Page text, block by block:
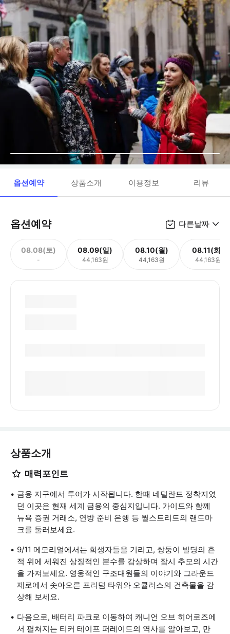
옵션예약 상품소개 이용정보 리뷰
옵션예약 다른날짜
08.08(토)
-
08.09(일)
44,163원
08.10(월)
44,163원
08.11(화)
44,163원
상품소개
매력포인트
금융 지구에서 투어가 시작됩니다. 한때 네덜란드 정착지였
던 이곳은 현재 세계 금융의 중심지입니다. 가이드와 함께
뉴욕 증권 거래소, 연방 준비 은행 등 월스트리트의 랜드마
크를 둘러보세요.
9/11 메모리얼에서는 희생자들을 기리고, 쌍둥이 빌딩의 흔
적 위에 세워진 상징적인 분수를 감상하며 잠시 추모의 시간
을 가져보세요. 영웅적인 구조대원들의 이야기와 그라운드
제로에서 솟아오른 프리덤 타워와 오큘러스의 건축물을 감
상해 보세요.
다음으로, 배터리 파크로 이동하여 캐니언 오브 히어로즈에
서 펼쳐지는 티커 테이프 퍼레이드의 역사를 알아보고, 만